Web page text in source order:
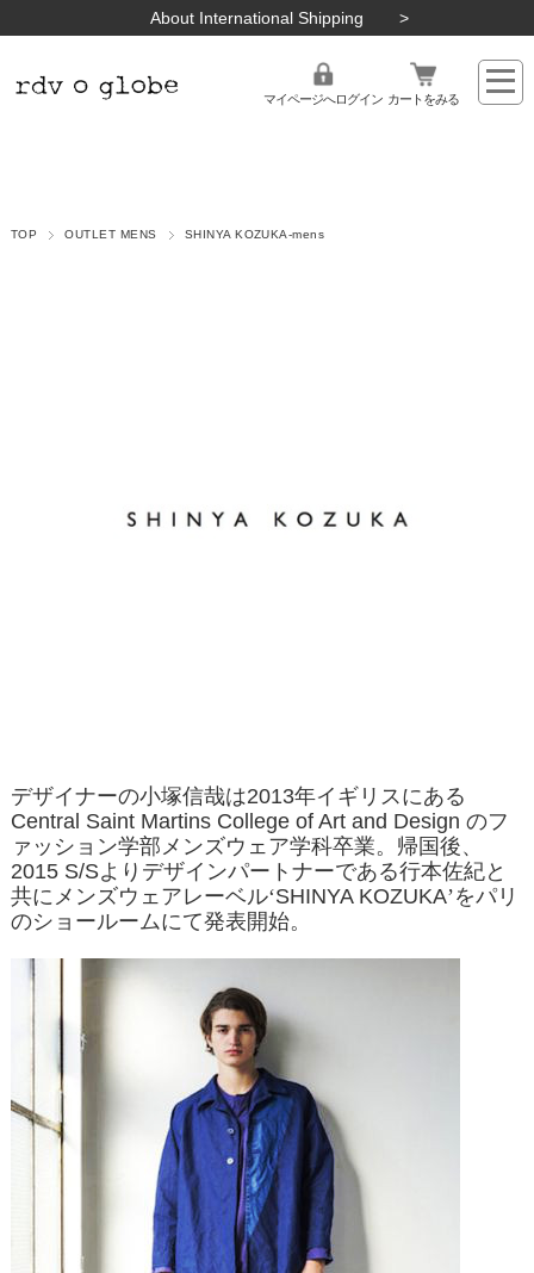
About International Shipping
マイページへログイン カートをみる
TOP OUTLET MENS SHINYA KOZUKA-mens
デザイナーの小塚信哉は2013年イギリスにある
Central Saint Martins College of Art and Design のフ
ァッション学部メンズウェア学科卒業。帰国後、
2015 S/Sよりデザインパートナーである行本佐紀と
共にメンズウェアレーベル‘SHINYA KOZUKA’をパリ
のショールームにて発表開始。